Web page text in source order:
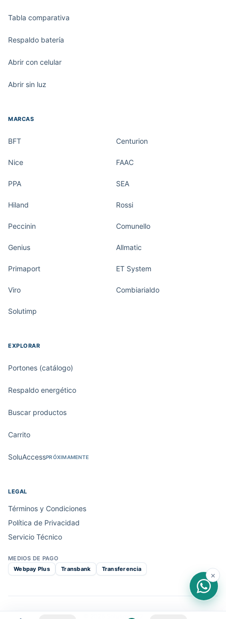
Tabla comparativa
Respaldo batería
Abrir con celular
Abrir sin luz
MARCAS
BFT Centurion
Nice FAAC
PPA SEA
Hiland Rossi
Peccinin Comunello
Genius Allmatic
Primaport ET System
Viro Combiarialdo
Solutimp
EXPLORAR
Portones (catálogo)
Respaldo energético
Buscar productos
Carrito
SoluAccessPRÓXIMAMENTE
LEGAL
Términos y Condiciones
Política de Privacidad
Servicio Técnico
MEDIOS DE PAGO
Webpay Plus
Transbank Transferencia
© 2026 Solutimp · V2
×